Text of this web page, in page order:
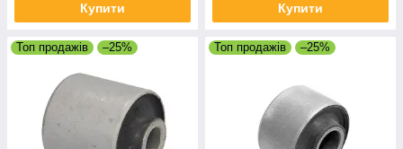
Купити Купити
Топ продажів –25% Топ продажів –25%